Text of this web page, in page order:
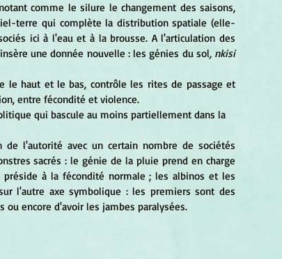
terre qui complète la distribution spatiale (elle-
ici à l'eau et à la brousse. A l'articulation des
une donnée nouvelle : les génies du sol, nkisi
entre fécondité et violence.
sacrés : le génie de la pluie prend en charge
à la fécondité normale ; les albinos et les
l'autre axe symbolique : les premiers sont des
encore d'avoir les jambes paralysées.